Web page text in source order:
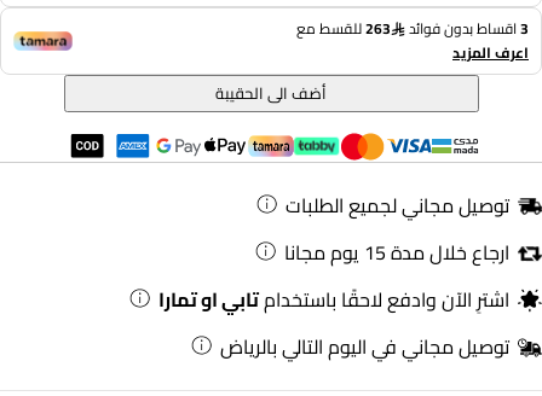
3اقساط بدون فوائد 263للقسط مع
اعرف المزيد
أضف الى الحقيبة
توصيل مجاني لجميع الطلبات
ارجاع خلال مدة 15 يوم مجانا
اشترِ الآن وادفع لاحقًا باستخدامتابي او تمارا
توصيل مجاني في اليوم التالي بالرياض